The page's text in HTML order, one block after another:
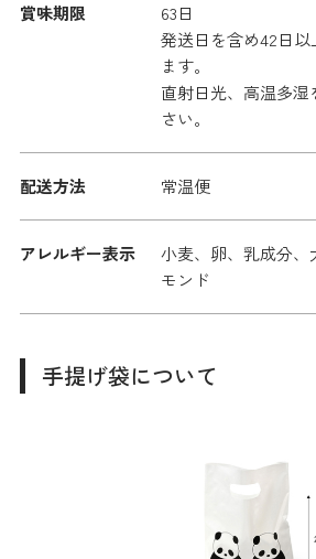
賞味期限
63日
発送日を含め42日
ます。
直射日光、高温多
さい。
配送方法 常温便
アレルギー表示
小麦、卵、乳成分
モンド
手提げ袋について